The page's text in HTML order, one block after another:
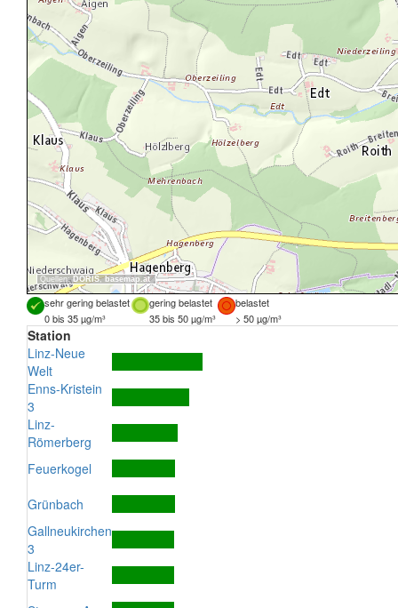
Quellen: DORIS,basemap.at
sehr gering belastet gering belastet
belastet
0 bis 35 µg/m³
35 bis 50 µg/m³ > 50 µg/m³
Station
Linz-Neue
Welt
Enns-Kristein
3
Linz-
Römerberg
Feuerkogel
Grünbach
Gallneukirchen
3
Linz-24er-
Turm